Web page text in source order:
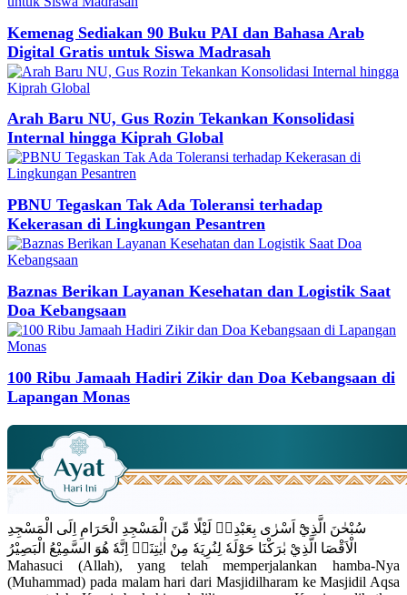
Kemenag Sediakan 90 Buku PAI dan Bahasa Arab
Digital Gratis untuk Siswa Madrasah
Arah Baru NU, Gus Rozin Tekankan Konsolidasi
Internal hingga Kiprah Global
PBNU Tegaskan Tak Ada Toleransi terhadap
Kekerasan di Lingkungan Pesantren
Baznas Berikan Layanan Kesehatan dan Logistik Saat
Doa Kebangsaan
100 Ribu Jamaah Hadiri Zikir dan Doa Kebangsaan di
Lapangan Monas
سُبْحٰنَ الَّذِيْٓ اَسْرٰى بِعَبْدِهٖ لَيْلًا مِّنَ الْمَسْجِدِ الْحَرَامِ اِلَى الْمَسْجِدِ
الْاَقْصَا الَّذِيْ بٰرَكْنَا حَوْلَهٗ لِنُرِيَهٗ مِنْ اٰيٰتِنَاۗ اِنَّهٗ هُوَ السَّمِيْعُ الْبَصِيْرُ
Mahasuci (Allah), yang telah memperjalankan hamba-Nya
(Muhammad) pada malam hari dari Masjidilharam ke Masjidil Aqsa